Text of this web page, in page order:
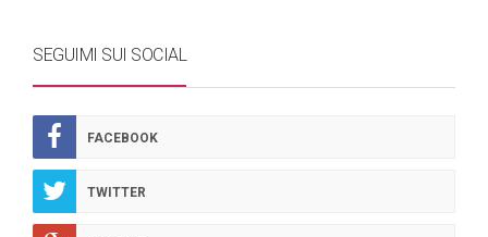
SEGUIMI SUI SOCIAL
FACEBOOK
TWITTER